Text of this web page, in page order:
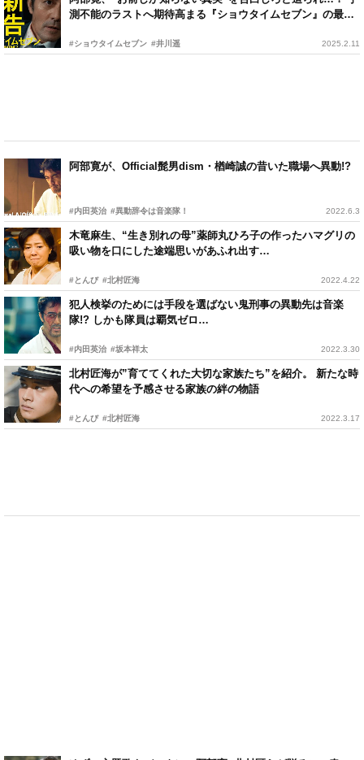
測不能のラストへ期待高まる『ショウタイムセブン』の最新
#ショウタイムセブン #井川遥 2025.2.11
阿部寛が、Official髭男dism・楢崎誠の昔いた職場へ異動!?
#内田英治 #異動辞令は音楽隊！ 2022.6.3
木竜麻生、“生き別れの母”薬師丸ひろ子の作ったハマグリの
吸い物を口にした途端思いがあふれ出す…
#とんび #北村匠海 2022.4.22
犯人検挙のためには手段を選ばない鬼刑事の異動先は音楽
隊!? しかも隊員は覇気ゼロ…
#内田英治 #坂本祥太 2022.3.30
北村匠海が”育ててくれた大切な家族たち”を紹介。 新たな時
代への希望を予感させる家族の絆の物語
#とんび #北村匠海 2022.3.17